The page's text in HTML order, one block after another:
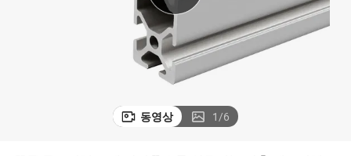
동영상 1/6